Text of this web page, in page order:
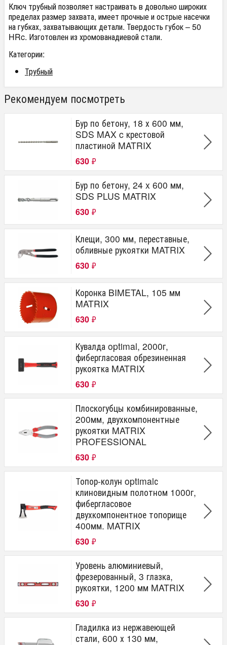
Ключ трубный позволяет настраивать в довольно широких
пределах размер захвата, имеет прочные и острые насечки
на губках, захватывающих детали. Твердость губок – 50
HRc. Изготовлен из хромованадиевой стали.
Категории:
Трубный
Рекомендуем посмотреть
Бур по бетону, 18 х 600 мм,
SDS MAX c крестовой
пластиной MATRIX
630 ₽
Бур по бетону, 24 x 600 мм,
SDS PLUS MATRIX
630 ₽
Клещи, 300 мм, переставные,
обливные рукоятки MATRIX
630 ₽
Коронка BIMETAL, 105 мм
MATRIX
630 ₽
Кувалда optimal, 2000г,
фибергласовая обрезиненная
рукоятка MATRIX
630 ₽
Плоскогубцы комбинированные,
200мм, двухкомпонентные
рукоятки MATRIX
PROFESSIONAL
630 ₽
Топор-колун optimalс
клиновидным полотном 1000г,
фибергласовое
двухкомпонентное топорище
400мм. MATRIX
630 ₽
Уровень алюминиевый,
фрезерованный, 3 глазка,
рукоятки, 1200 мм MATRIX
630 ₽
Гладилка из нержавеющей
стали, 600 х 130 мм,